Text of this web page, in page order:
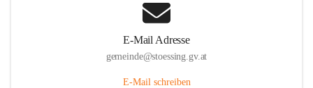
E-Mail Adresse
gemeinde@stoessing.gv.at
E-Mail schreiben